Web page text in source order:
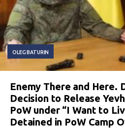
OLEG BATURIN
Enemy There and Here.
Decision to Release
PoW under “I Want to
Detained in PoW Camp